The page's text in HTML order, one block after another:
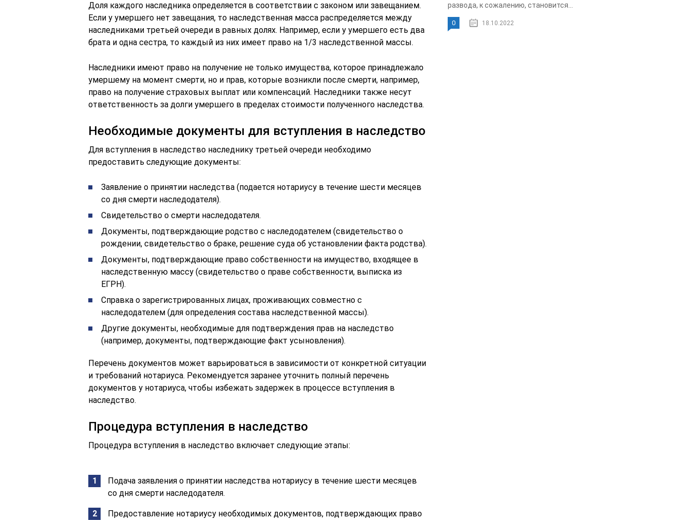
Доля каждого наследника определяется в соответствии с законом или завещанием.
Если у умершего нет завещания, то наследственная масса распределяется между
наследниками третьей очереди в равных долях. Например, если у умершего есть два
брата и одна сестра, то каждый из них имеет право на 1/3 наследственной массы.
Наследники имеют право на получение не только имущества, которое принадлежало
умершему на момент смерти, но и прав, которые возникли после смерти, например,
право на получение страховых выплат или компенсаций. Наследники также несут
ответственность за долги умершего в пределах стоимости полученного наследства.
Необходимые документы для вступления в наследство
Для вступления в наследство наследнику третьей очереди необходимо
предоставить следующие документы:
Заявление о принятии наследства (подается нотариусу в течение шести месяцев
со дня смерти наследодателя).
Свидетельство о смерти наследодателя.
Документы, подтверждающие родство с наследодателем (свидетельство о
рождении, свидетельство о браке, решение суда об установлении факта родства).
Документы, подтверждающие право собственности на имущество, входящее в
наследственную массу (свидетельство о праве собственности, выписка из
ЕГРН).
Справка о зарегистрированных лицах, проживающих совместно с
наследодателем (для определения состава наследственной массы).
Другие документы, необходимые для подтверждения прав на наследство
(например, документы, подтверждающие факт усыновления).
Перечень документов может варьироваться в зависимости от конкретной ситуации
и требований нотариуса. Рекомендуется заранее уточнить полный перечень
документов у нотариуса, чтобы избежать задержек в процессе вступления в
наследство.
Процедура вступления в наследство
Процедура вступления в наследство включает следующие этапы:
Подача заявления о принятии наследства нотариусу в течение шести месяцев
со дня смерти наследодателя.
Предоставление нотариусу необходимых документов, подтверждающих право
развода, к сожалению, становится...
0 18.10.2022